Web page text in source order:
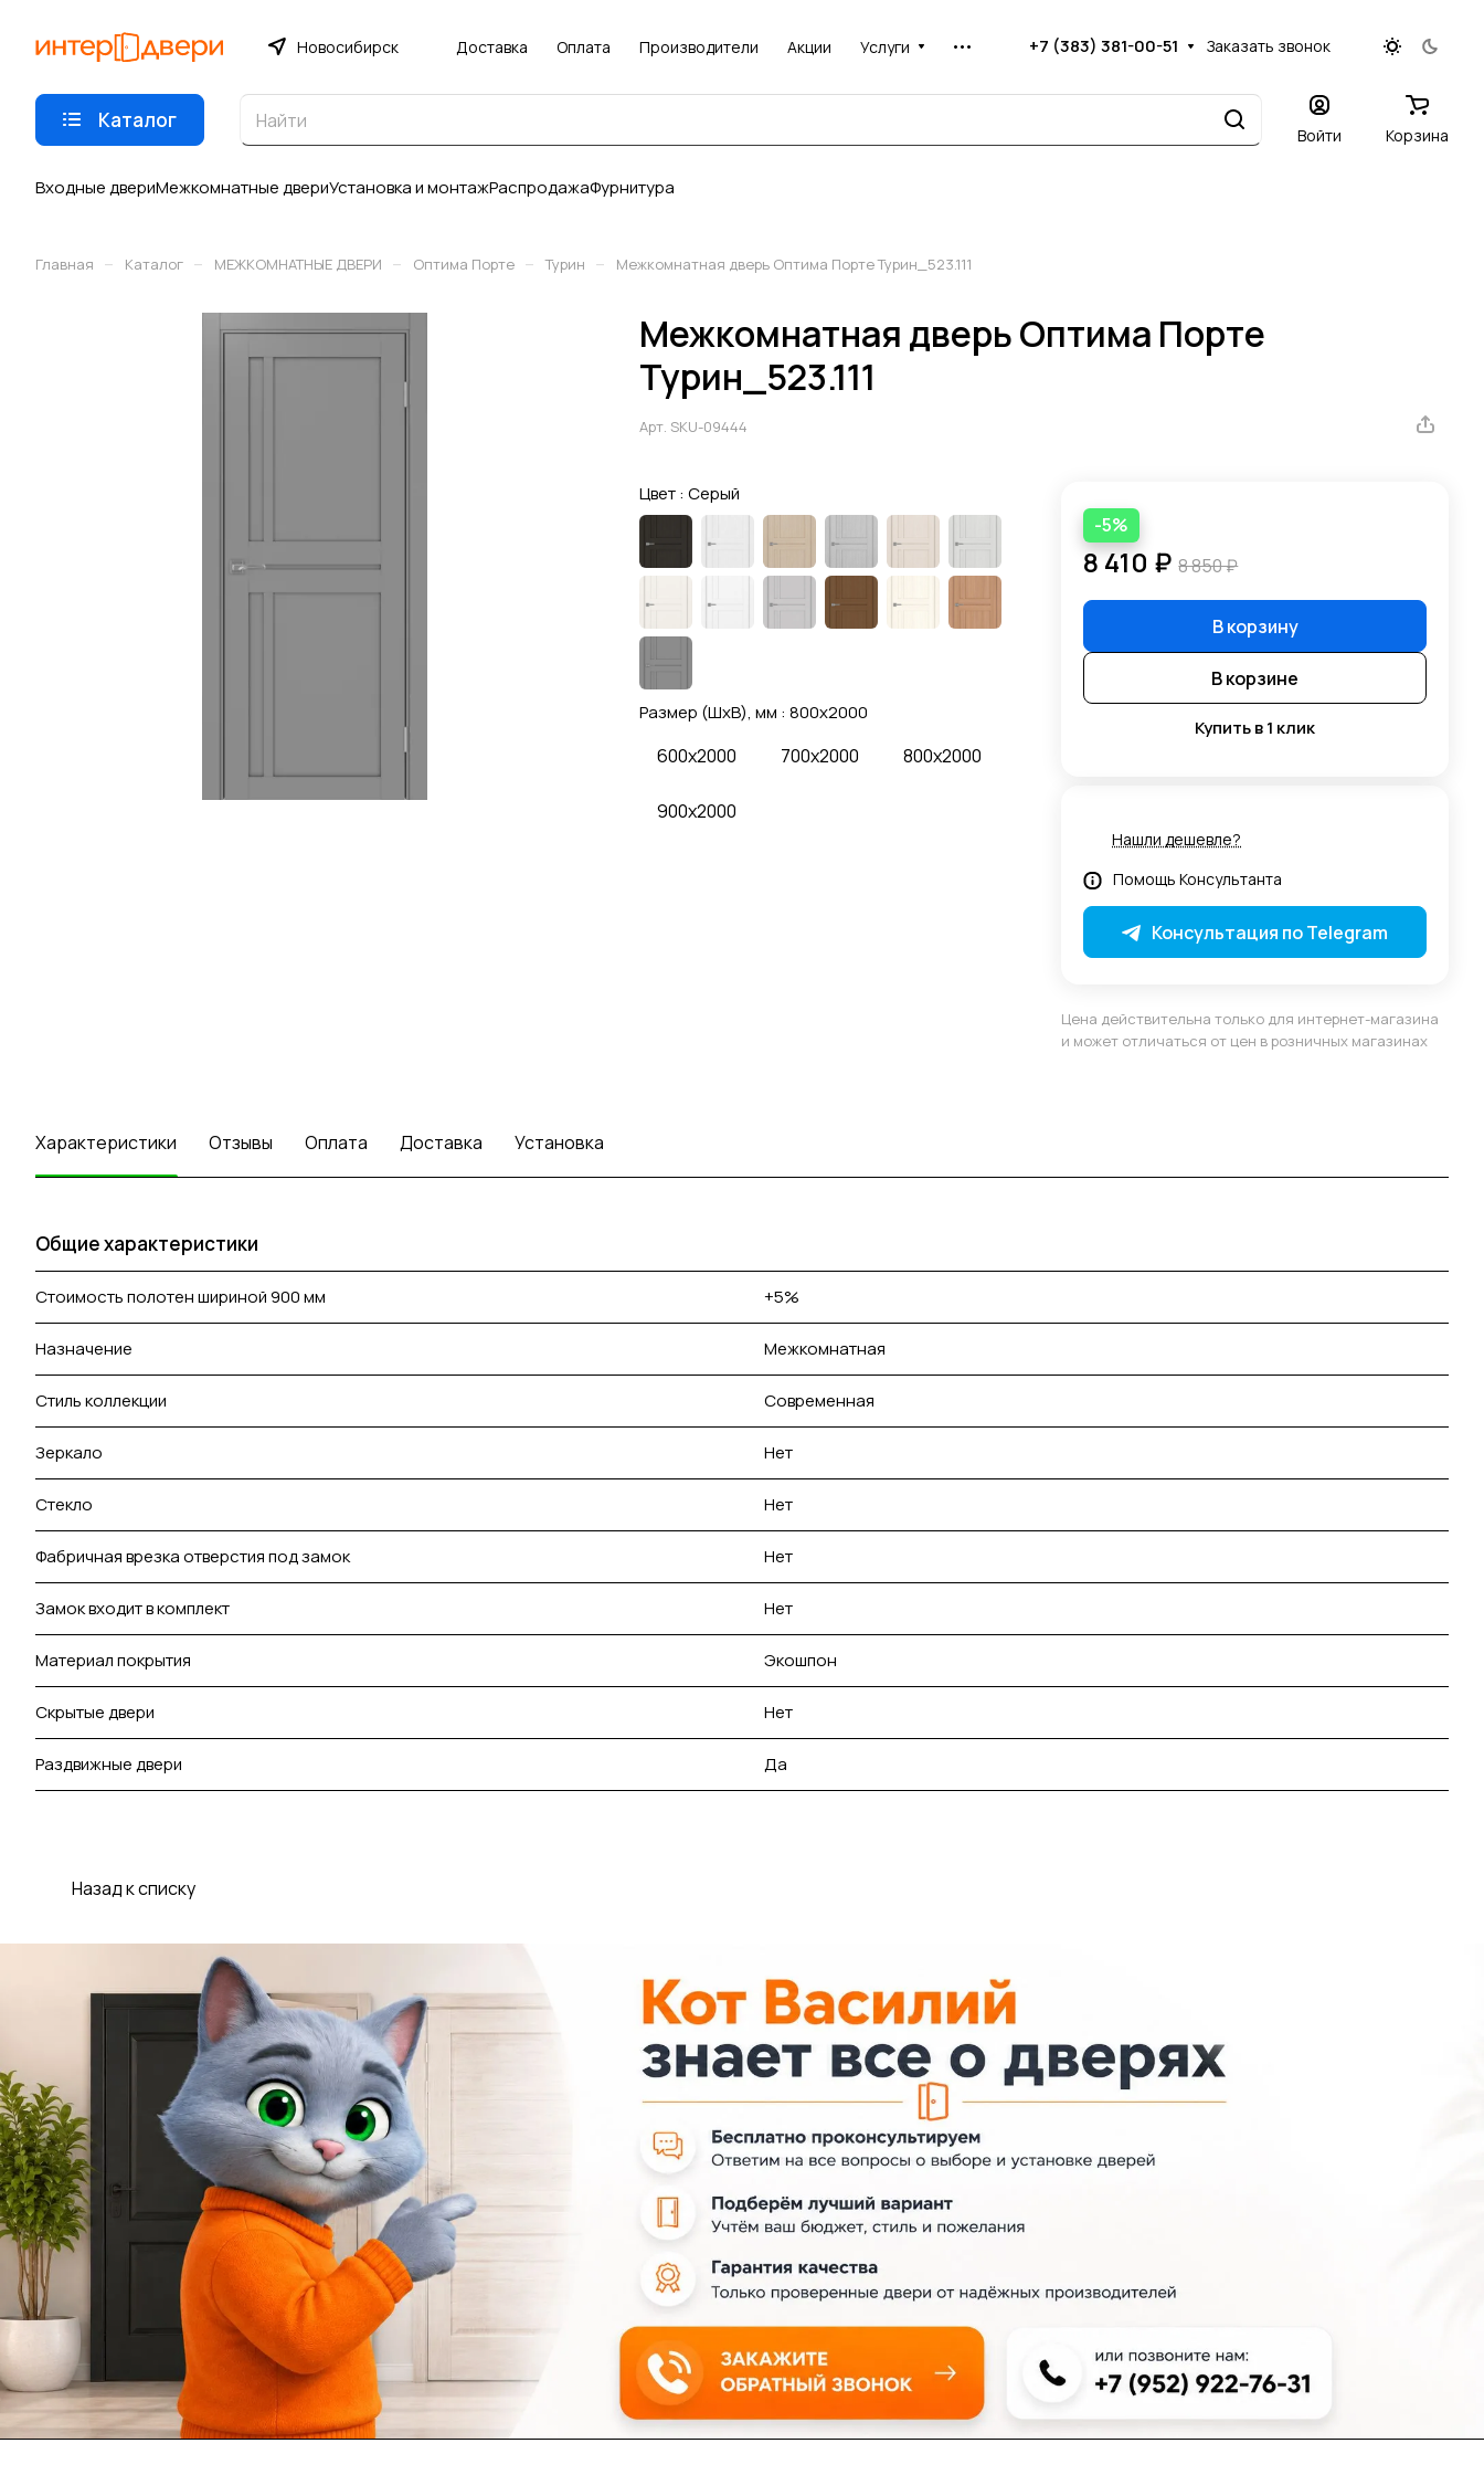
Новосибирск Доставка Оплата Производители Акции Услуги +7 (383) 381-00-51 Заказать звонок
Каталог
Войти Корзина
Входные двериМежкомнатные двериУстановка и монтажРаспродажаФурнитура
Главная – Каталог – МЕЖКОМНАТНЫЕ ДВЕРИ – Оптима Порте – Турин – Межкомнатная дверь Оптима Порте Турин_523.111
Межкомнатная дверь Оптима Порте
Турин_523.111
Арт. SKU-09444
Цвет : Серый
Размер (ШхВ), мм : 800x2000
600x2000 700x2000 800x2000
900x2000
-5%
8 410 ₽ 8 850 ₽
В корзину
В корзине
Купить в 1 клик
Нашли дешевле?
Помощь Консультанта
Консультация по Telegram
Цена действительна только для интернет-магазина
и может отличаться от цен в розничных магазинах
Характеристики Отзывы Оплата Доставка Установка
Общие характеристики
Стоимость полотен шириной 900 мм +5%
Назначение Межкомнатная
Стиль коллекции Современная
Зеркало Нет
Стекло Нет
Фабричная врезка отверстия под замок Нет
Замок входит в комплект Нет
Материал покрытия Экошпон
Скрытые двери Нет
Раздвижные двери Да
Назад к списку